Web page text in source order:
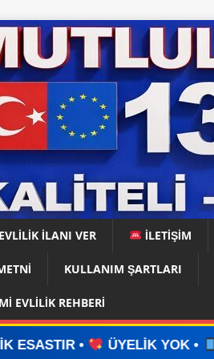
İLANI VER İLETİŞİM
KULLANIM ŞARTLARI
EVLILIK REHBERI
YOK • UYGULAMA YOK •